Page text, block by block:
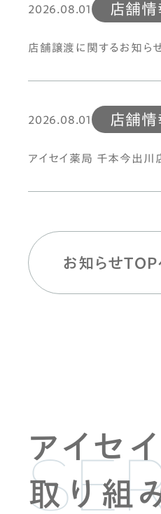
2026.08.01 店舗情
店舗譲渡に関するお知ら
2026.08.01 店舗情
アイセイ薬局 千本今出
お知らせTOP
アイセ
取り組